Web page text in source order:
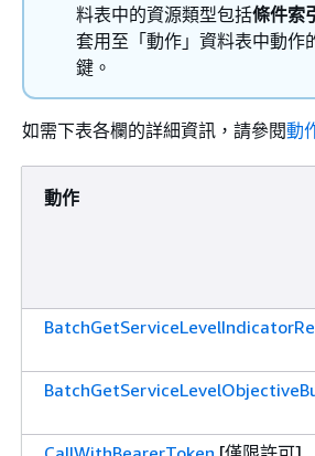
料表中的資源類型包括條件索
套用至「動作」資料表中動作
鍵。
如需下表各欄的詳細資訊，請參閱動
動作